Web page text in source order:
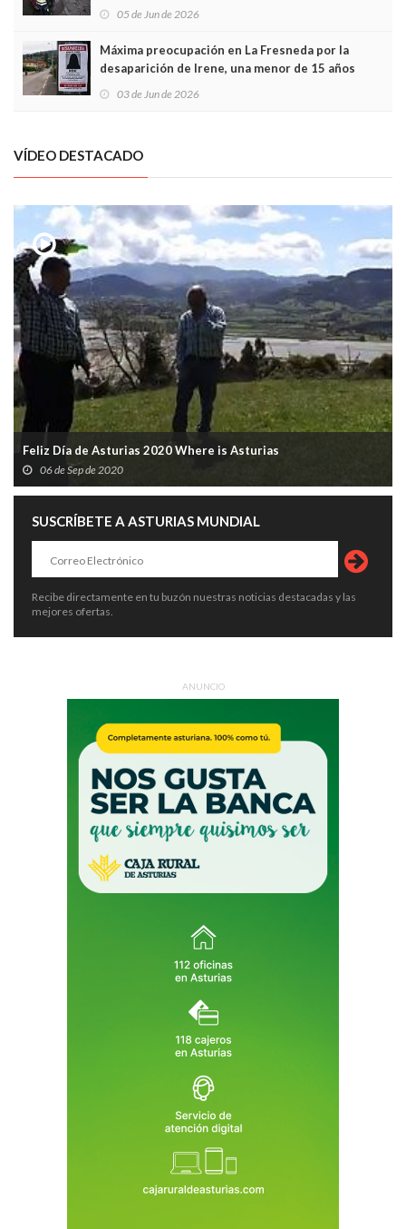
frontal
05 de Jun de 2026
Máxima preocupación en La Fresneda por la
desaparición de Irene, una menor de 15 años
03 de Jun de 2026
VÍDEO DESTACADO
Feliz Día de Asturias 2020 Where is Asturias
06 de Sep de 2020
SUSCRÍBETE A ASTURIAS MUNDIAL
Recibe directamente en tu buzón nuestras noticias destacadas y las
mejores ofertas.
ANUNCIO